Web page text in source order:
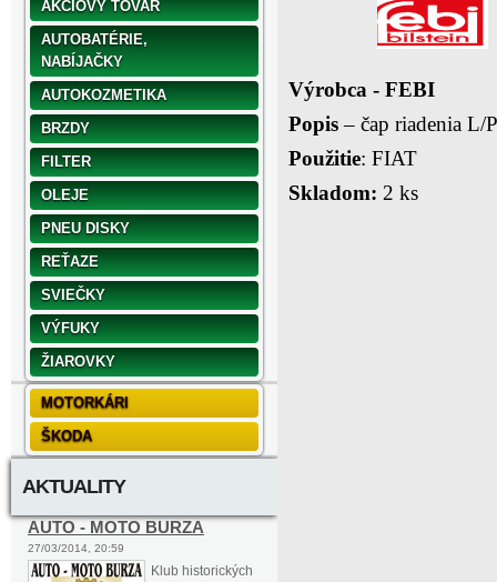
AKCIOVÝ TOVAR
AUTOBATÉRIE,
NABÍJAČKY
AUTOKOZMETIKA
BRZDY
FILTER
OLEJE
PNEU DISKY
REŤAZE
SVIEČKY
VÝFUKY
ŽIAROVKY
MOTORKÁRI
ŠKODA
AKTUALITY
AUTO - MOTO BURZA
27/03/2014, 20:59
Klub historických
Výrobca - FEBI
Popis– čap riadenia L/P
Použitie: FIAT
Skladom: 2 ks